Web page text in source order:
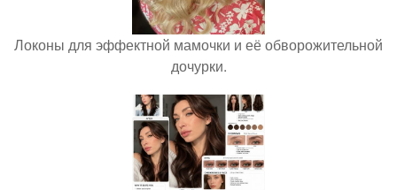
Локоны для эффектной мамочки и её обворожительной
дочурки.